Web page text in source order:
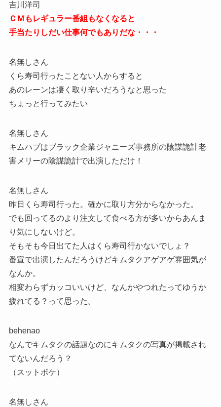
吉川洋司
ＣＭもレギュラー番組もなくなると
手当たりしだい仕事何でもありだな・・・
名無しさん
くら寿司行ったことない人からすると
あのレーンは凄く取り辛いだろうなと思った
ちょっと行ってみたい
名無しさん
キムハブはブラック企業ジャニーズ事務所の陰謀詭計老
害メリーの陰謀詭計で出演しただけ！
名無しさん
昨日くら寿司行った。確かに取り方分からなかった。
でも回ってるのより注文して食べる方が多いからあんま
り気にしないけど。
そもそも今日出てた人はくら寿司行かないでしょ？
番宣で出演したんだろうけどキムタクアゲアゲ雰囲気が
なんか。
相変わらずカッコいいけど、なんかやつれたってゆうか
疲れてる？って思った。
behenao
なんでキムタクの話題なのにキムタクの写真が掲載され
てないんだろう？
（スットボケ）
名無しさん